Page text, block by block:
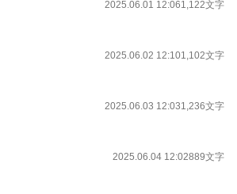
2025.06.01 12:061,122文字
2025.06.02 12:101,102文字
2025.06.03 12:031,236文字
2025.06.04 12:02889文字